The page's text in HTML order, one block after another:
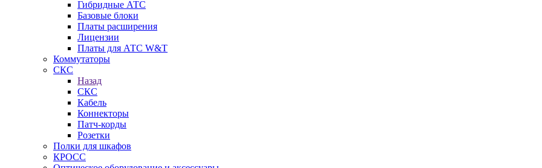
Гибридные АТС
Базовые блоки
Платы расширения
Лицензии
Платы для АТС W&T
Коммутаторы
СКС
Назад
СКС
Кабель
Коннекторы
Патч-корды
Розетки
Полки для шкафов
КРОСС